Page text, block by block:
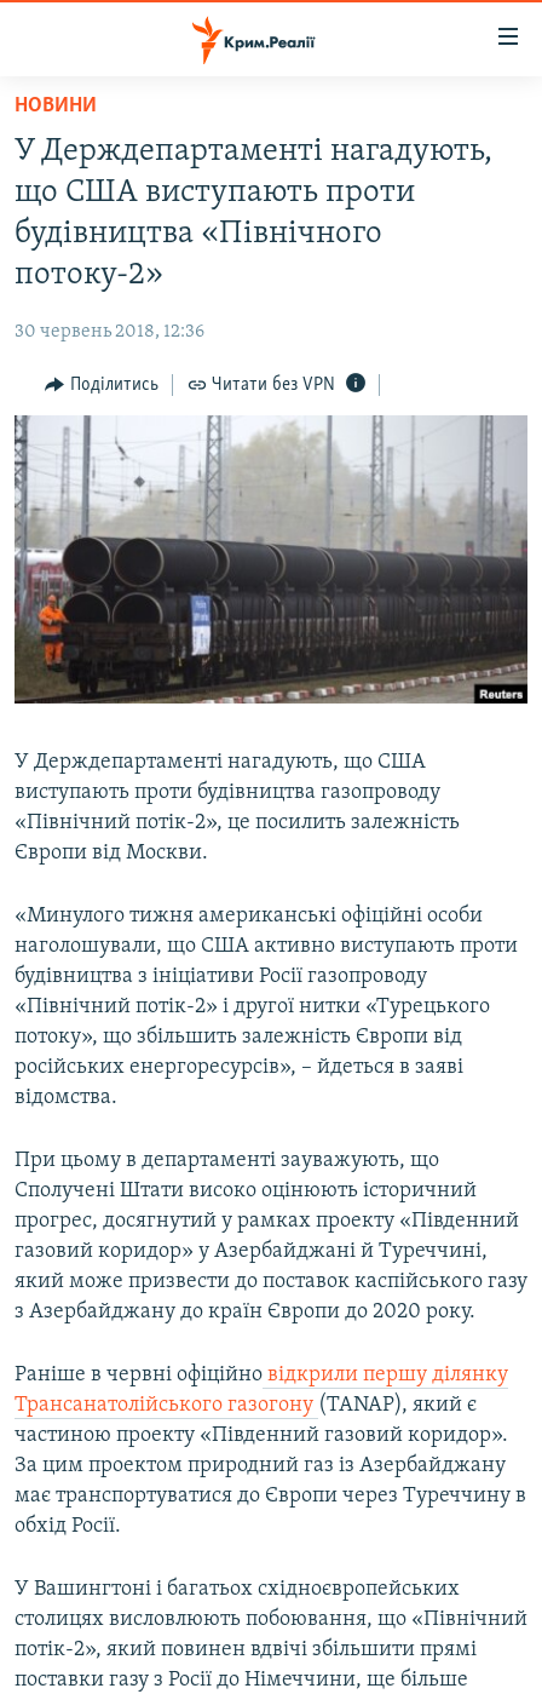
Перейти
основного
матеріалу
Перейти
до
основної
Перейти
пошуку
ВОДА.КРИМ
ВІДЕО ТА ФОТО
ПОГЛЯД
ІНТЕРВ'Ю
ВСЕ ЗА ДЕНЬ
СПЕЦПРОЕКТИ
ДЕПОРТАЦІЯ
ВІДЕОУРОКИ «ELIFBE»
СВІДЧЕННЯ ОКУПАЦІЇ
УКРАЇНСЬКА ПРОБЛЕМА КРИМУ
ІНФОГРАФІКА
ЯК ОБІЙТИ БЛОКУВАННЯ
Русский
Qırımtatar
ДОЛУЧАЙСЯ!
Усі сайти RFE/RL
НОВИНИ
У Держдепартаменті нагадують,
що США виступають проти
будівництва «Північного
потоку-2»
30 червень 2018, 12:36
Поділитись Читати без VPN
У Держдепартаменті нагадують, що США
виступають проти будівництва газопроводу
«Північний потік-2», це посилить залежність
Європи від Москви.
«Минулого тижня американські офіційні особи
наголошували, що США активно виступають проти
будівництва з ініціативи Росії газопроводу
«Північний потік-2» і другої нитки «Турецького
потоку», що збільшить залежність Європи від
російських енергоресурсів», – йдеться в заяві
відомства.
При цьому в департаменті зауважують, що
Сполучені Штати високо оцінюють історичний
прогрес, досягнутий у рамках проекту «Південний
газовий коридор» у Азербайджані й Туреччині,
який може призвести до поставок каспійського газу
з Азербайджану до країн Європи до 2020 року.
Раніше в червні офіційно відкрили першу ділянку
Трансанатолійського газогону (TANAP), який є
частиною проекту «Південний газовий коридор».
За цим проектом природний газ із Азербайджану
має транспортуватися до Європи через Туреччину в
обхід Росії.
У Вашингтоні і багатьох східноєвропейських
столицях висловлюють побоювання, що «Північний
потік-2», який повинен вдвічі збільшити прямі
поставки газу з Росії до Німеччини, ще більше